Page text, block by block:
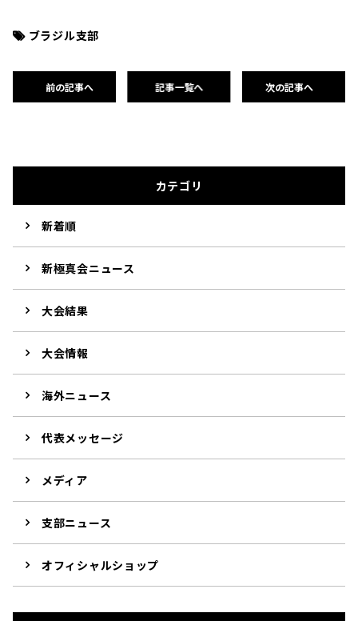
ブラジル支部
前の記事へ 記事一覧へ 次の記事へ
カテゴリ
新着順
新極真会ニュース
大会結果
大会情報
海外ニュース
代表メッセージ
メディア
支部ニュース
オフィシャルショップ